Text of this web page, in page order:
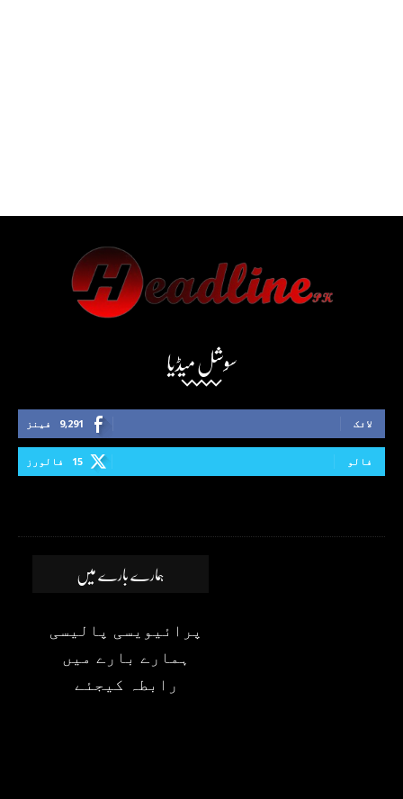
سوشل میڈیا
9,291 فینز لائک
15 فالورز فالو
ہمارے بارے میں
پرائیویسی پالیسی
ہمارے بارے میں
رابطہ کیجئے